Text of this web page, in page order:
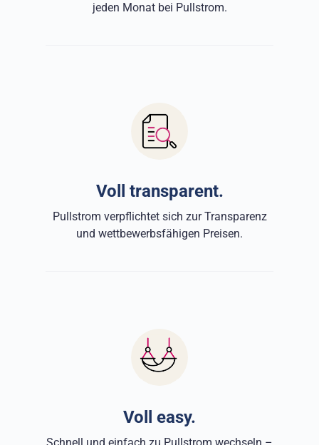
jeden Monat bei Pullstrom.
Voll transparent.
Pullstrom verpflichtet sich zur Transparenz
und wettbewerbsfähigen Preisen.
Voll easy.